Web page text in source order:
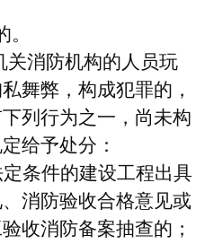
关消防机构的人员玩
舞弊，构成犯罪的，
列行为之一，尚未构
给予处分：
定条件的建设工程出具
消防验收合格意见或
收消防备案抽查的；